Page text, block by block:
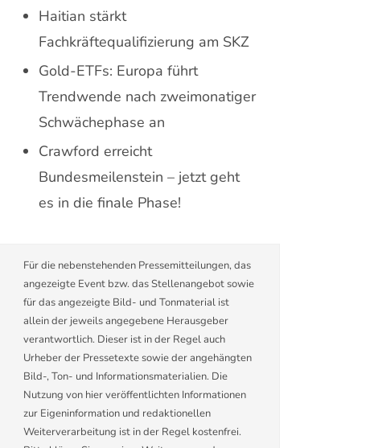
Haitian stärkt
Fachkräftequalifizierung am SKZ
Gold-ETFs: Europa führt
Trendwende nach zweimonatiger
Schwächephase an
Crawford erreicht
Bundesmeilenstein – jetzt geht
es in die finale Phase!
Für die nebenstehenden Pressemitteilungen, das
angezeigte Event bzw. das Stellenangebot sowie
für das angezeigte Bild- und Tonmaterial ist
allein der jeweils angegebene Herausgeber
verantwortlich. Dieser ist in der Regel auch
Urheber der Pressetexte sowie der angehängten
Bild-, Ton- und Informationsmaterialien. Die
Nutzung von hier veröffentlichten Informationen
zur Eigeninformation und redaktionellen
Weiterverarbeitung ist in der Regel kostenfrei.